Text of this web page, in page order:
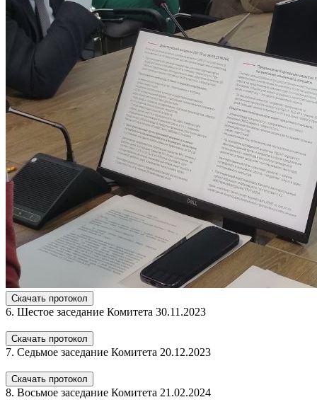
Скачать протокол
6. Шестое заседание Комитета 30.11.2023
Скачать протокол
7. Седьмое заседание Комитета 20.12.2023
Скачать протокол
8. Восьмое заседание Комитета 21.02.2024